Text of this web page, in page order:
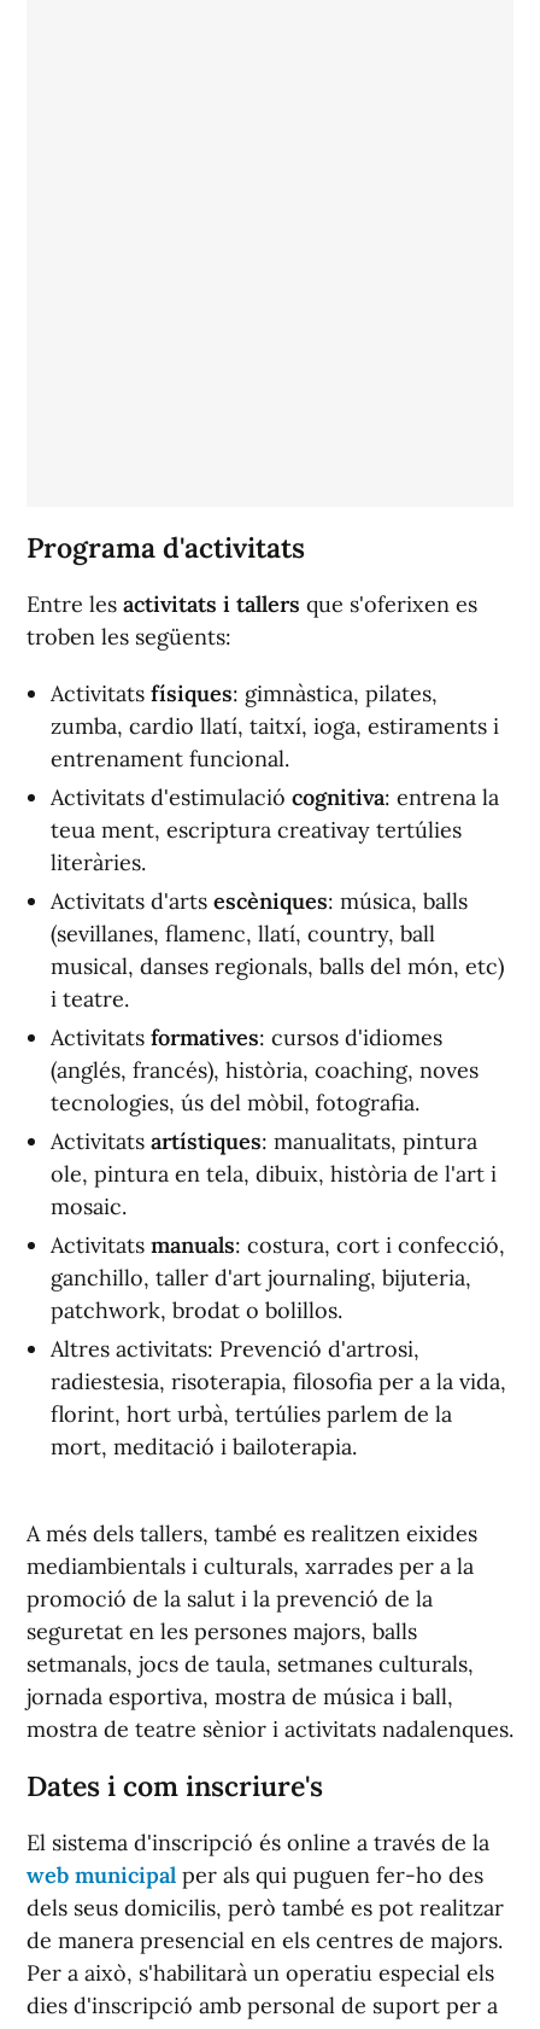
Programa d'activitats
Entre les activitats i tallers que s'oferixen es
troben les següents:
Activitats físiques: gimnàstica, pilates,
zumba, cardio llatí, taitxí, ioga, estiraments i
entrenament funcional.
Activitats d'estimulació cognitiva: entrena la
teua ment, escriptura creativay tertúlies
literàries.
Activitats d'arts escèniques: música, balls
(sevillanes, flamenc, llatí, country, ball
musical, danses regionals, balls del món, etc)
i teatre.
Activitats formatives: cursos d'idiomes
(anglés, francés), història, coaching, noves
tecnologies, ús del mòbil, fotografia.
Activitats artístiques: manualitats, pintura
ole, pintura en tela, dibuix, història de l'art i
mosaic.
Activitats manuals: costura, cort i confecció,
ganchillo, taller d'art journaling, bijuteria,
patchwork, brodat o bolillos.
Altres activitats: Prevenció d'artrosi,
radiestesia, risoterapia, filosofia per a la vida,
florint, hort urbà, tertúlies parlem de la
mort, meditació i bailoterapia.
A més dels tallers, també es realitzen eixides
mediambientals i culturals, xarrades per a la
promoció de la salut i la prevenció de la
seguretat en les persones majors, balls
setmanals, jocs de taula, setmanes culturals,
jornada esportiva, mostra de música i ball,
mostra de teatre sènior i activitats nadalenques.
Dates i com inscriure's
El sistema d'inscripció és online a través de la
web municipal per als qui puguen fer-ho des
dels seus domicilis, però també es pot realitzar
de manera presencial en els centres de majors.
Per a això, s'habilitarà un operatiu especial els
dies d'inscripció amb personal de suport per a